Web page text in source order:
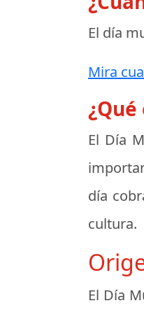
El día
Mira
El Día
día
cultura.
El Día